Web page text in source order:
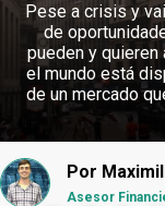
Pese a crisis y
de
pueden y quieren
el mundo está
de un mercado
Por
Asesor